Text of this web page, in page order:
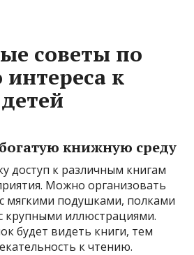
советы по
к
книжную среду
доступ к различным книгам
Можно организовать
мягкими подушками, полками
крупными иллюстрациями.
будет видеть книги, тем
к чтению.